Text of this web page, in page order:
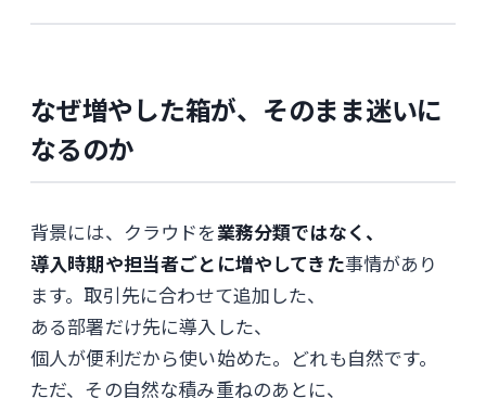
なぜ増やした箱が、そのまま迷いに
なるのか
背景には、クラウドを業務分類ではなく、
導入時期や担当者ごとに増やしてきた事情があり
ます。取引先に合わせて追加した、
ある部署だけ先に導入した、
個人が便利だから使い始めた。どれも自然です。
ただ、その自然な積み重ねのあとに、